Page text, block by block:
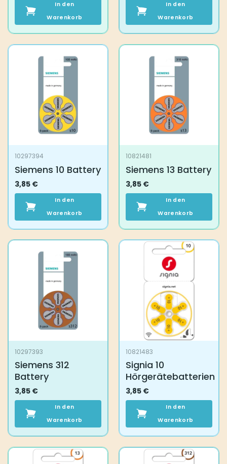
In den
Warenkorb
In den
Warenkorb
10297394
Siemens 10 Battery
3,85 €
In den
Warenkorb
10821481
Siemens 13 Battery
3,85 €
In den
Warenkorb
10297393
Siemens 312
Battery
3,85 €
In den
Warenkorb
10821483
Signia 10
Hörgerätebatterien
3,85 €
In den
Warenkorb